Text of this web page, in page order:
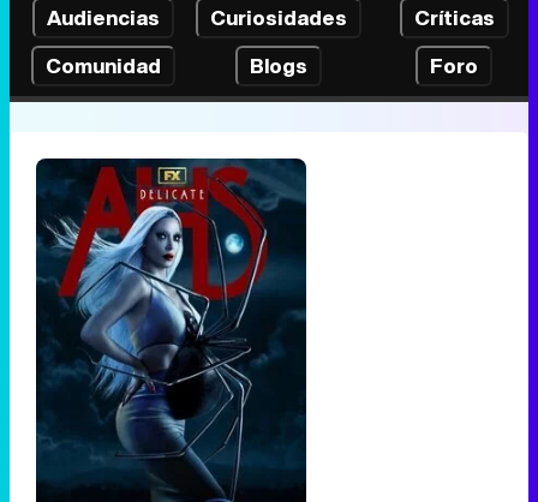
Audiencias
Curiosidades
Críticas
Comunidad
Blogs Foro